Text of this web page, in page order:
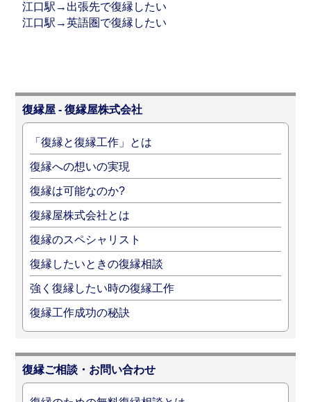
江口駅→出張先で復縁したい
江口駅→英語圏で復縁したい
復縁屋 - 復縁屋株式会社
「復縁と復縁工作」とは
復縁への想いの実現
復縁は可能なのか?
復縁屋株式会社とは
復縁のスペシャリスト
復縁したいときの復縁相談
強く復縁したい時の復縁工作
復縁工作成功の秘訣
復縁ご相談・お問い合わせ